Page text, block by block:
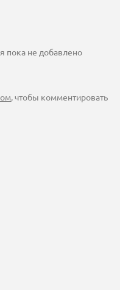
пока не добавлено
, чтобы комментировать